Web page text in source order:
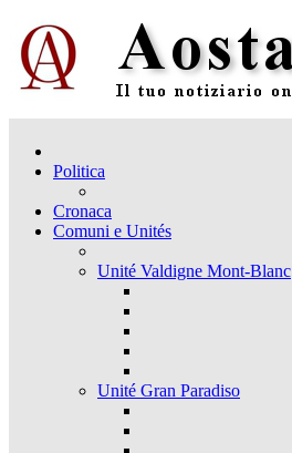
Politica
Cronaca
Comuni e Unités
Unité Valdigne Mont-Blanc
Unité Gran Paradiso